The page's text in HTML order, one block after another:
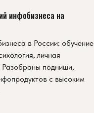
инфобизнеса на
в России: обучение
личная
Разобраны подниши,
с высоким